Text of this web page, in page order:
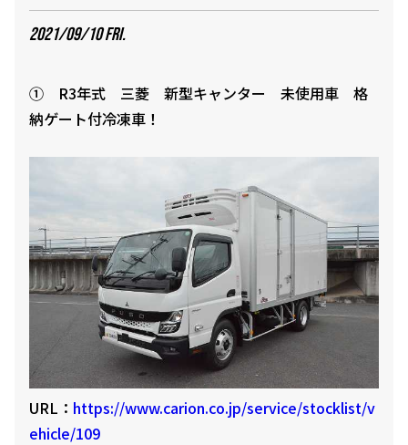
2021/09/10 FRI.
① R3年式 三菱 新型キャンター 未使用車 格
納ゲート付冷凍車！
URL： https://www.carion.co.jp/service/stocklist/v
ehicle/109